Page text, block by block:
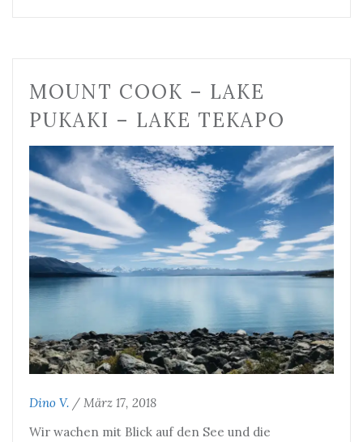
MOUNT COOK – LAKE
PUKAKI – LAKE TEKAPO
Dino V. / März 17, 2018
Wir wachen mit Blick auf den See und die